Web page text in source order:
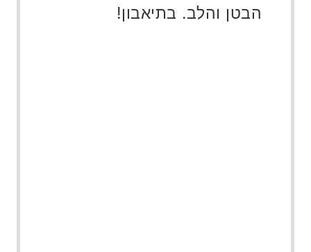
הבטן והלב. בתיאבון!